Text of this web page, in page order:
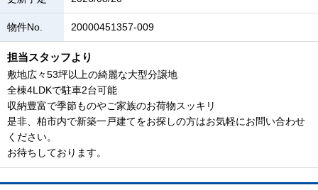
物件No. 20000451357-009
担当スタッフより
敷地広々53坪以上の綺麗な大型分譲地
全棟4LDKで駐車2台可能
収納豊富で季節ものやご家族のお荷物スッキリ
是非、柏市内で新築一戸建てをお探しの方はお気軽にお問い合わせ
ください。
お待ちしております。